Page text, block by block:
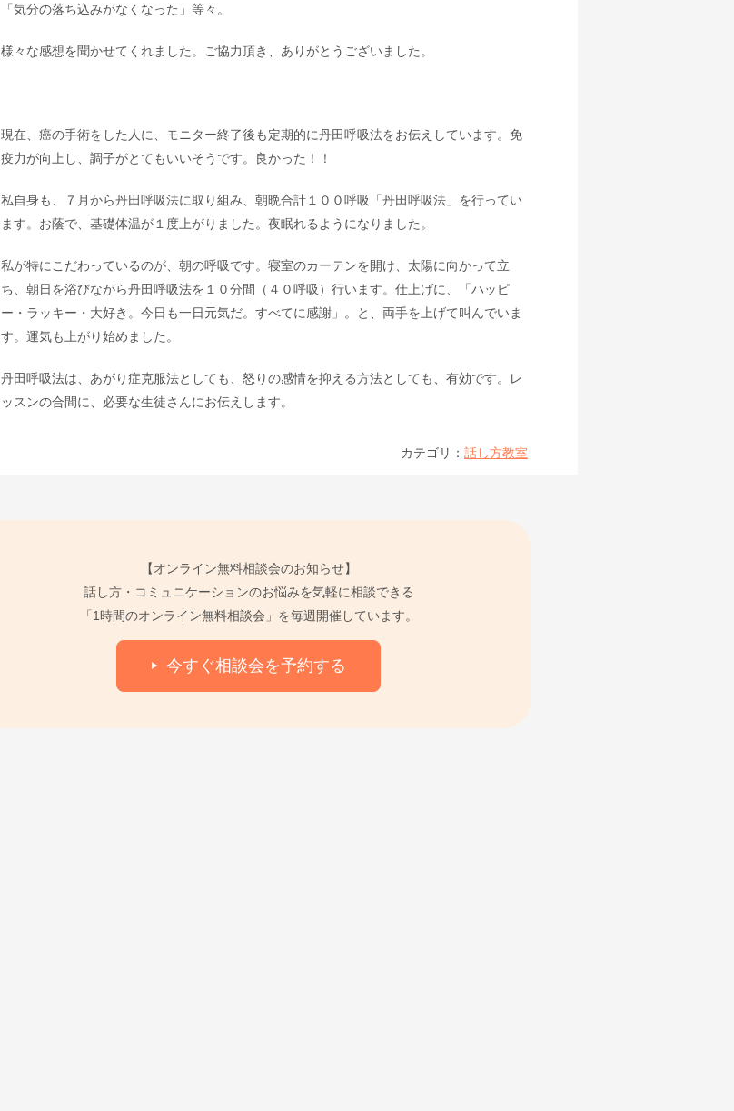
「気分の落ち込みがなくなった」等々。
様々な感想を聞かせてくれました。ご協力頂き、ありがとうございました。
現在、癌の手術をした人に、モニター終了後も定期的に丹田呼吸法をお伝えしています。免
疫力が向上し、調子がとてもいいそうです。良かった！！
私自身も、７月から丹田呼吸法に取り組み、朝晩合計１００呼吸「丹田呼吸法」を行ってい
ます。お蔭で、基礎体温が１度上がりました。夜眠れるようになりました。
私が特にこだわっているのが、朝の呼吸です。寝室のカーテンを開け、太陽に向かって立
ち、朝日を浴びながら丹田呼吸法を１０分間（４０呼吸）行います。仕上げに、「ハッピ
ー・ラッキー・大好き。今日も一日元気だ。すべてに感謝」。と、両手を上げて叫んでいま
す。運気も上がり始めました。
丹田呼吸法は、あがり症克服法としても、怒りの感情を抑える方法としても、有効です。レ
ッスンの合間に、必要な生徒さんにお伝えします。
カテゴリ： 話し方教室
【オンライン無料相談会のお知らせ】
話し方・コミュニケーションのお悩みを気軽に相談できる
「1時間のオンライン無料相談会」を毎週開催しています。
今すぐ相談会を予約する